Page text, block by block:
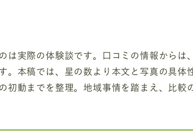
は実際の体験談です。口コミの情報からは
。本稿では、星の数より本文と写真の具体
初動までを整理。地域事情を踏まえ、比較